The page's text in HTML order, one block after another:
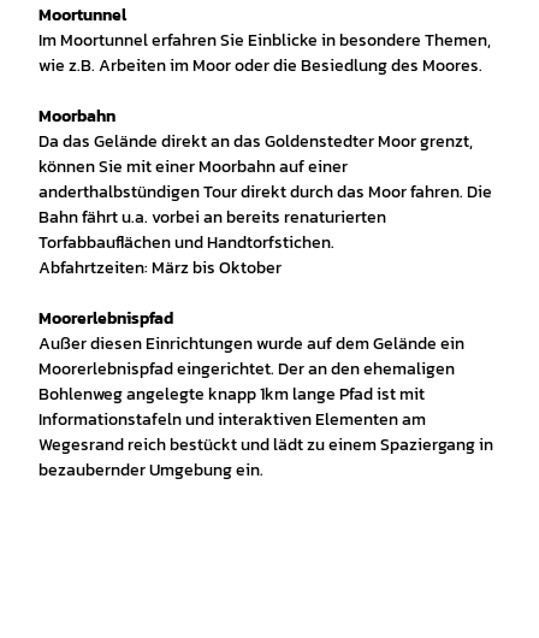
Moortunnel
Im Moortunnel erfahren Sie Einblicke in besondere Themen,
wie z.B. Arbeiten im Moor oder die Besiedlung des Moores.
Moorbahn
Da das Gelände direkt an das Goldenstedter Moor grenzt,
können Sie mit einer Moorbahn auf einer
anderthalbstündigen Tour direkt durch das Moor fahren. Die
Bahn fährt u.a. vorbei an bereits renaturierten
Torfabbauflächen und Handtorfstichen.
Abfahrtzeiten: März bis Oktober
Moorerlebnispfad
Außer diesen Einrichtungen wurde auf dem Gelände ein
Moorerlebnispfad eingerichtet. Der an den ehemaligen
Bohlenweg angelegte knapp 1km lange Pfad ist mit
Informationstafeln und interaktiven Elementen am
Wegesrand reich bestückt und lädt zu einem Spaziergang in
bezaubernder Umgebung ein.